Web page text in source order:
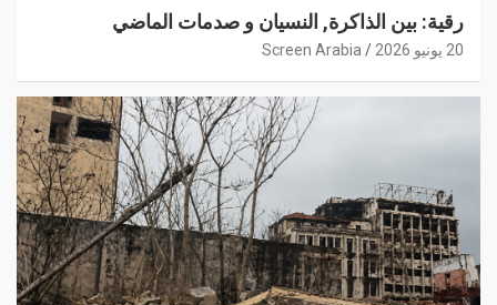
رقية: بين الذاكرة, النسيان و صدمات الماضي
20 يونيو 2026 Screen Arabia